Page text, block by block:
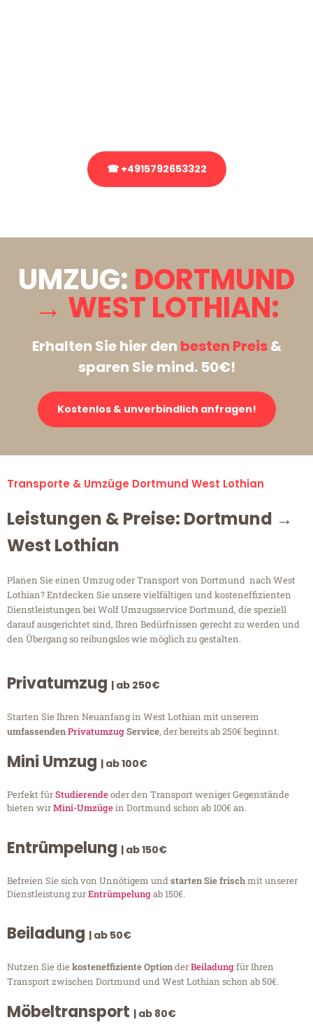
☎ +4915792653322
UMZUG: DORTMUND
→ WEST LOTHIAN:
Erhalten Sie hier den besten Preis&
sparen Sie mind. 50€!
Kostenlos & unverbindlich anfragen!
Transporte & Umzüge Dortmund West Lothian
Leistungen & Preise: Dortmund →
West Lothian
Planen Sie einen Umzug oder Transport von Dortmund nach West
Lothian? Entdecken Sie unsere vielfältigen und kosteneffizienten
Dienstleistungen bei Wolf Umzugsservice Dortmund, die speziell
darauf ausgerichtet sind, Ihren Bedürfnissen gerecht zu werden und
den Übergang so reibungslos wie möglich zu gestalten.
Privatumzug | ab 250€
Starten Sie Ihren Neuanfang in West Lothian mit unserem
umfassendenPrivatumzugService, der bereits ab 250€ beginnt.
Mini Umzug | ab 100€
Perfekt fürStudierendeoder den Transport weniger Gegenstände
bieten wirMini-Umzügein Dortmund schon ab 100€ an.
Entrümpelung | ab 150€
Befreien Sie sich von Unnötigem undstarten Sie frischmit unserer
Dienstleistung zurEntrümpelungab 150€.
Beiladung | ab 50€
Nutzen Sie diekosteneffiziente OptionderBeiladungfür Ihren
Transport zwischen Dortmund und West Lothian schon ab 50€.
Möbeltransport | ab 80€